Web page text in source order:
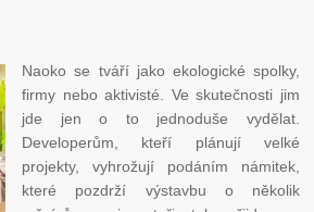
Naoko se tváří jako ekologické spolky,
firmy nebo aktivisté. Ve skutečnosti jim
jde jen o to jednoduše vydělat.
Developerům, kteří plánují velké
projekty, vyhrožují podáním námitek,
které pozdrží výstavbu o několik